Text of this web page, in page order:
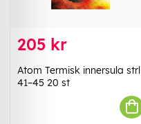
205 kr
Atom Termisk innersula strl
41–45 20 st